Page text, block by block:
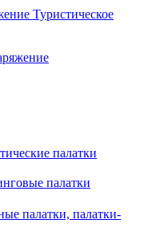
Туристическое
палатки
палатки
палатки, палатки-